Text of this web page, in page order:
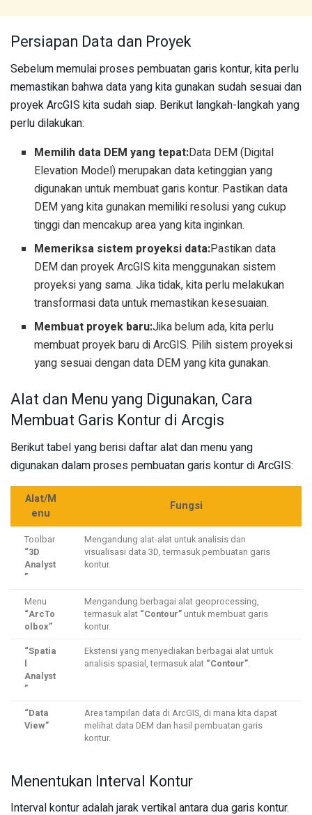
Persiapan Data dan Proyek
Sebelum memulai proses pembuatan garis kontur, kita perlu
memastikan bahwa data yang kita gunakan sudah sesuai dan
proyek ArcGIS kita sudah siap. Berikut langkah-langkah yang
perlu dilakukan:
Memilih data DEM yang tepat:Data DEM (Digital
Elevation Model) merupakan data ketinggian yang
digunakan untuk membuat garis kontur. Pastikan data
DEM yang kita gunakan memiliki resolusi yang cukup
tinggi dan mencakup area yang kita inginkan.
Memeriksa sistem proyeksi data:Pastikan data
DEM dan proyek ArcGIS kita menggunakan sistem
proyeksi yang sama. Jika tidak, kita perlu melakukan
transformasi data untuk memastikan kesesuaian.
Membuat proyek baru:Jika belum ada, kita perlu
membuat proyek baru di ArcGIS. Pilih sistem proyeksi
yang sesuai dengan data DEM yang kita gunakan.
Alat dan Menu yang Digunakan, Cara
Membuat Garis Kontur di Arcgis
Berikut tabel yang berisi daftar alat dan menu yang
digunakan dalam proses pembuatan garis kontur di ArcGIS:
Alat/M
enu
Fungsi
Toolbar
“3D
Analyst
”
Mengandung alat-alat untuk analisis dan
visualisasi data 3D, termasuk pembuatan garis
kontur.
Menu
“ArcTo
olbox”
Mengandung berbagai alat geoprocessing,
termasuk alat “Contour” untuk membuat garis
kontur.
“Spatia
l
Analyst
”
Ekstensi yang menyediakan berbagai alat untuk
analisis spasial, termasuk alat “Contour”.
“Data
View”
Area tampilan data di ArcGIS, di mana kita dapat
melihat data DEM dan hasil pembuatan garis
kontur.
Menentukan Interval Kontur
Interval kontur adalah jarak vertikal antara dua garis kontur.